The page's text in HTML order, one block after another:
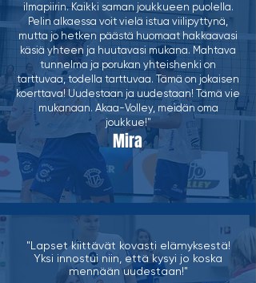
ilmapiirin. Kaikki saman joukkueen puolella.
Pelin alkaessa voit vielä istua viilipyttynä,
mutta jo hetken päästä huomaat hakkaavasi
käsiä yhteen ja huutavasi mukana. Mahtava
tunnelma ja porukan yhteishenki on
tarttuvaa, todella tarttuvaa. Tämä on jokaisen
koerttava! Uudestaan ja uudestaan! Tämä vie
mukanaan. Akaa-Volley, meidän oma
joukkue!"
Mira
"Lapset kiittävät kovasti elämyksestä!
Yksi innostui niin, että kysyi jo koska
mennään uudestaan!"